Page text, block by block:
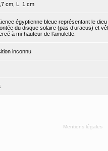
cm, L. 1 cm
égyptienne bleue représentant le
du disque solaire (pas d’uraeus) et
à mi-hauteur de l’amulette.
inconnu
Mentions légales